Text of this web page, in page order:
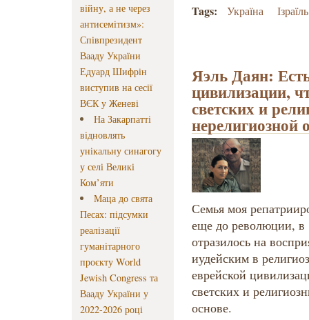
війну, а не через
антисемітизм»:
Співпрезидент
Вааду України
Едуард Шифрін
виступив на сесії
ВЄК у Женеві
На Закарпатті
відновлять
унікальну синагогу
у селі Великі
Ком’яти
Маца до свята
Песах: підсумки
реалізації
гуманітарного
проєкту World
Jewish Congress та
Вааду України у
2022-2026 році
Tags: Україна Ізраїль
Яэль Даян:
цивилизации,
светских и
нерелигиозной
Семья моя
еще до революции, в
отразилось на
иудейским в
еврейской
светских и
основе.